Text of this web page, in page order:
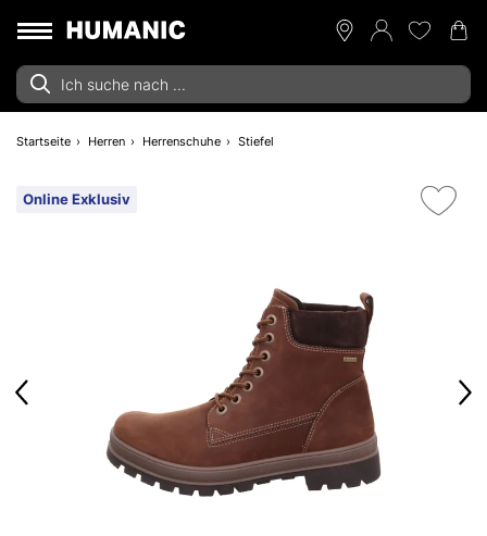
Startseite Herren Herrenschuhe Stiefel
Online Exklusiv